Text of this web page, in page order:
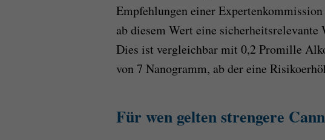
Empfehlungen einer
ab diesem Wert eine
Dies ist vergleichbar mit 0,2 Promille
von 7 Nanogramm, ab der eine
Für wen gelten strengere